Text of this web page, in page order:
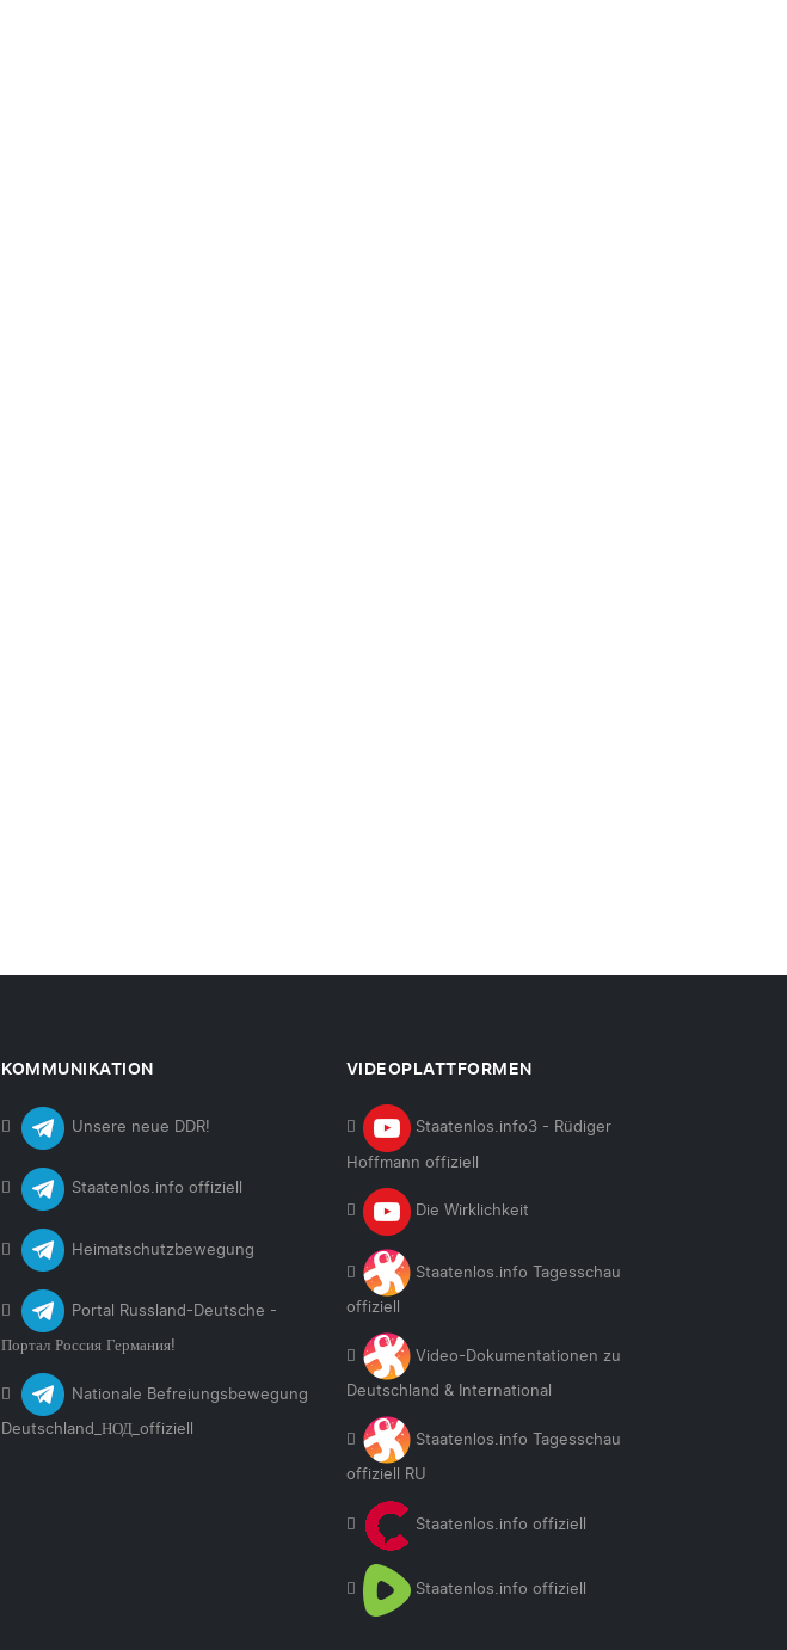
KOMMUNIKATION
Unsere neue DDR!
Staatenlos.info offiziell
Heimatschutzbewegung
Portal Russland-Deutsche -
Портал Россия Германия!
Nationale Befreiungsbewegung
Deutschland_НОД_offiziell
VIDEOPLATTFORMEN
Staatenlos.info3 - Rüdiger
Hoffmann offiziell
Die Wirklichkeit
Staatenlos.info Tagesschau
offiziell
Video-Dokumentationen zu
Deutschland & International
Staatenlos.info Tagesschau
offiziell RU
Staatenlos.info offiziell
Staatenlos.info offiziell